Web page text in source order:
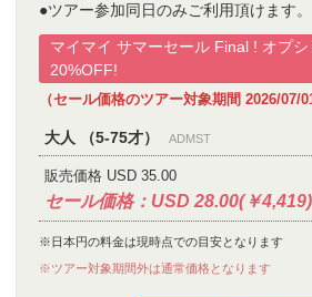
●ツアー参加同日のみご利用頂けます。
マイマイ サマーセール Final ! オプ
20%OFF!
（セール価格のツアー対象期間 2026/07/
大人 （5-75才） ADMST
販売価格 USD 35.00
セール価格：USD 28.00(￥4,419)
※日本円の料金は現時点での目安となります
※ツアー対象期間外は通常価格となります